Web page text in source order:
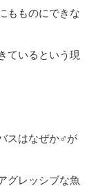
もものにできな
ているという現
スはなぜか♂が
グレッシブな魚